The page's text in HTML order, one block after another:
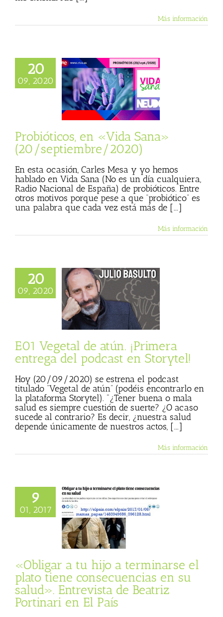
Más información
20
09, 2020
en «Vida
Sana»
Probióticos, en «Vida Sana»
(20/septiembre/2020)
En esta ocasión, Carles Mesa y yo hemos
hablado en Vida Sana (No es un día cualquiera,
Radio Nacional de España) de probióticos. Entre
otros motivos porque pese a que “probiótico” es
una palabra que cada vez está más de [...]
Más información
20
09, 2020
de atún.
entrega del
E01 Vegetal de atún. ¡Primera
entrega del podcast en Storytel!
Hoy (20/09/2020) se estrena el podcast
titulado “Vegetal de atún” (podéis encontrarlo en
la plataforma Storytel). "¿Tener buena o mala
salud es siempre cuestión de suerte? ¿O acaso
sucede al contrario? Es decir, ¿nuestra salud
depende únicamente de nuestros actos, [...]
Más información
9
01, 2017
a tu hijo a
el plato tiene
en su
personal)
«Obligar a tu hijo a terminarse el
plato tiene consecuencias en su
salud». Entrevista de Beatriz
Portinari en El País